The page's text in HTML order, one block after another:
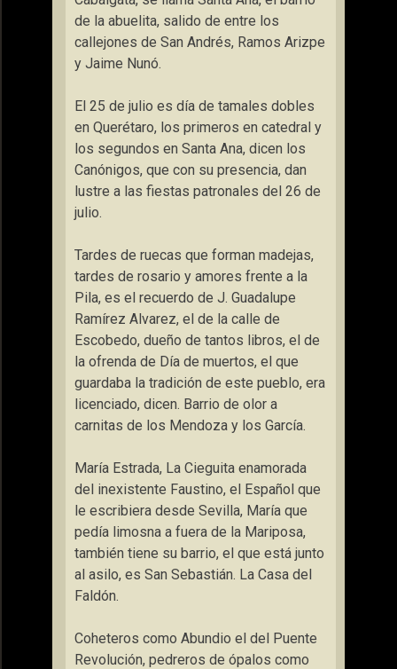
de la abuelita, salido de entre los
callejones de San Andrés, Ramos Arizpe
y Jaime Nunó.
El 25 de julio es día de tamales dobles
en Querétaro, los primeros en catedral y
los segundos en Santa Ana, dicen los
Canónigos, que con su presencia, dan
lustre a las fiestas patronales del 26 de
julio.
Tardes de ruecas que forman madejas,
tardes de rosario y amores frente a la
Pila, es el recuerdo de J. Guadalupe
Ramírez Alvarez, el de la calle de
Escobedo, dueño de tantos libros, el de
la ofrenda de Día de muertos, el que
guardaba la tradición de este pueblo, era
licenciado, dicen. Barrio de olor a
carnitas de los Mendoza y los García.
María Estrada, La Cieguita enamorada
del inexistente Faustino, el Español que
le escribiera desde Sevilla, María que
pedía limosna a fuera de la Mariposa,
también tiene su barrio, el que está junto
al asilo, es San Sebastián. La Casa del
Faldón.
Coheteros como Abundio el del Puente
Revolución, pedreros de ópalos como